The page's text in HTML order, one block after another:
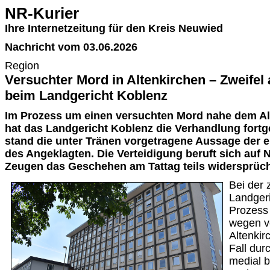
NR-Kurier
Ihre Internetzeitung für den Kreis Neuwied
Nachricht vom 03.06.2026
Region
Versuchter Mord in Altenkirchen – Zweifel
beim Landgericht Koblenz
Im Prozess um einen versuchten Mord nahe dem
hat das Landgericht Koblenz die Verhandlung
stand die unter Tränen vorgetragene Aussage der
des Angeklagten. Die Verteidigung beruft sich auf
Zeugen das Geschehen am Tattag teils
Bei der
wegen
Fall
medial